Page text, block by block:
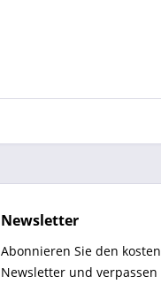
Newsletter
Abonnieren Sie den
Newsletter und